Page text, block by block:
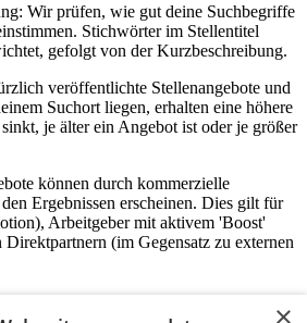
Wir prüfen, wie gut deine Suchbegriffe
Stichwörter im Stellentitel
gefolgt von der Kurzbeschreibung.
veröffentlichte Stellenangebote und
Suchort liegen, erhalten eine höhere
je älter ein Angebot ist oder je größer
können durch kommerzielle
Ergebnissen erscheinen. Dies gilt für
Arbeitgeber mit aktivem 'Boost'
Direktpartnern (im Gegensatz zu externen